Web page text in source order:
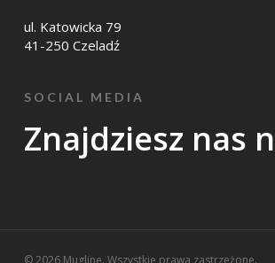
ul. Katowicka 79
41-250 Czeladź
SOCIAL MEDIA
Znajdziesz nas